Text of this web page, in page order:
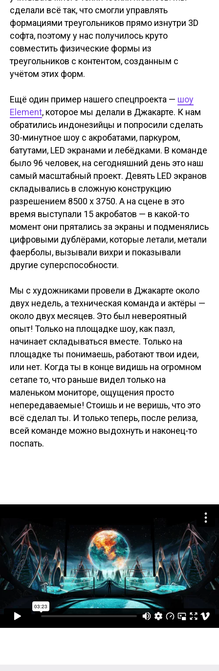
сделали всё так, что смогли управлять
формациями треугольников прямо изнутри 3D
софта, поэтому у нас получилось круто
совместить физические формы из
треугольников с контентом, созданным с
учётом этих форм.
Ещё один пример нашего спецпроекта — шоу
Element, которое мы делали в Джакарте. К нам
обратились индонезийцы и попросили сделать
30-минутное шоу с акробатами, паркуром,
батутами, LED экранами и лебёдками. В команде
было 96 человек, на сегодняшний день это наш
самый масштабный проект. Девять LED экранов
складывались в сложную конструкцию
разрешением 8500 х 3750. А на сцене в это
время выступали 15 акробатов — в какой-то
момент они прятались за экраны и подменялись
цифровыми дублёрами, которые летали, метали
фаерболы, вызывали вихри и показывали
другие суперспособности.
Мы с художниками провели в Джакарте около
двух недель, а техническая команда и актёры —
около двух месяцев. Это был невероятный
опыт! Только на площадке шоу, как пазл,
начинает складываться вместе. Только на
площадке ты понимаешь, работают твои идеи,
или нет. Когда ты в конце видишь на огромном
сетапе то, что раньше видел только на
маленьком мониторе, ощущения просто
непередаваемые! Стоишь и не веришь, что это
всё сделал ты. И только теперь, после релиза,
всей команде можно выдохнуть и наконец-то
поспать.